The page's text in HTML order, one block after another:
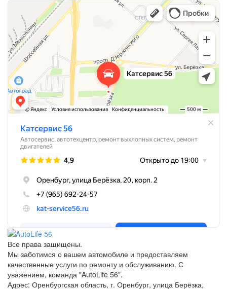
Все права защищены.
Мы заботимся о вашем автомобиле и предоставляем
качественные услуги по ремонту и обслуживанию. С
уважением, команда "AutoLife 56".
Адрес: Оренбургская область, г. Оренбург, улица Берёзка,